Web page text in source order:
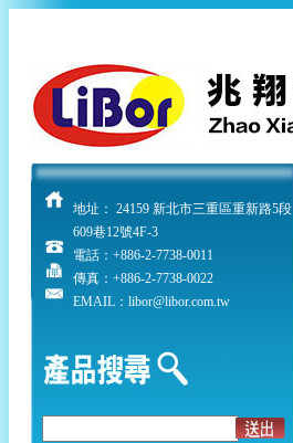
地址： 24159 新北市三重區重新路5段
609巷12號4F-3
電話： +886-2-7738-0011
傳真：+886-2-7738-0022
EMAIL：libor@libor.com.tw